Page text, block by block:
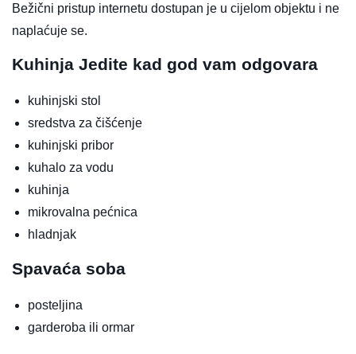
Bežični pristup internetu dostupan je u cijelom objektu i ne
naplaćuje se.
Kuhinja Jedite kad god vam odgovara
kuhinjski stol
sredstva za čišćenje
kuhinjski pribor
kuhalo za vodu
kuhinja
mikrovalna pećnica
hladnjak
Spavaća soba
posteljina
garderoba ili ormar